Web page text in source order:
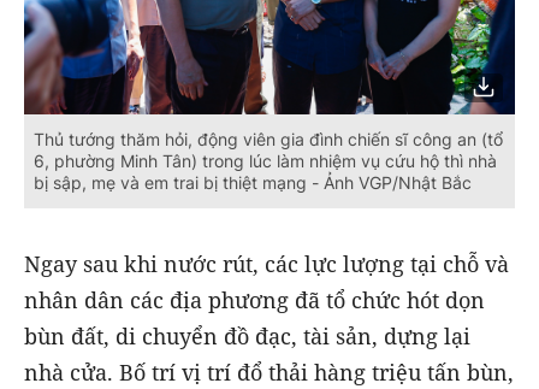
Thủ tướng thăm hỏi, động viên gia đình chiến sĩ công an (tổ
6, phường Minh Tân) trong lúc làm nhiệm vụ cứu hộ thì nhà
bị sập, mẹ và em trai bị thiệt mạng - Ảnh VGP/Nhật Bắc
Ngay sau khi nước rút, các lực lượng tại chỗ và
nhân dân các địa phương đã tổ chức hót dọn
bùn đất, di chuyển đồ đạc, tài sản, dựng lại
nhà cửa. Bố trí vị trí đổ thải hàng triệu tấn bùn,